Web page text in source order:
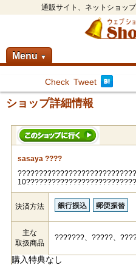
通販サイト、ネットショッ
Menu ▼
Check Tweet
ショップ詳細情報
sasaya ????
決済方法
主な
取扱商品
???????、?????、
購入特典なし